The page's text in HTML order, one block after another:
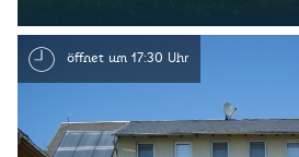
öffnet um 17:30 Uhr